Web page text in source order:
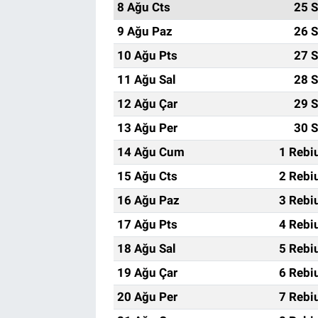
8 Ağu Cts
25
9 Ağu Paz
26
10 Ağu Pts
27
11 Ağu Sal
28
12 Ağu Çar
29
13 Ağu Per
30
14 Ağu Cum
1
15 Ağu Cts
2
16 Ağu Paz
3
17 Ağu Pts
4
18 Ağu Sal
5
19 Ağu Çar
6
20 Ağu Per
7